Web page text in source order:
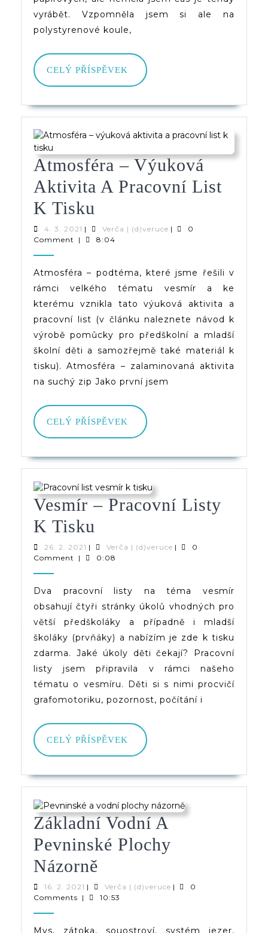
vyrábět. Vzpomněla jsem si ale na
polystyrenové koule,
CELÝ PŘÍSPĚVEK
CELÝ
PŘÍSPĚVEK
Atmosféra – Výuková
Aktivita A Pracovní List
K Tisku
–
Aktivita
A
Pracovní
List
K
Tisku
4. 3. 2021 4.
3.
| Verča | (d)veruceVerča
|
0
Comment
| 8:04
Atmosféra – podtéma, které jsme řešili v
rámci velkého tématu vesmír a ke
kterému vznikla tato výuková aktivita a
pracovní list (v článku naleznete návod k
výrobě pomůcky pro předškolní a mladší
školní děti a samozřejmě také materiál k
tisku). Atmosféra – zalaminovaná aktivita
na suchý zip Jako první jsem
CELÝ PŘÍSPĚVEK
CELÝ
PŘÍSPĚVEK
Vesmír – Pracovní Listy
K Tisku
–
Listy
K
Tisku
26. 2. 2021 26.
2.
| Verča | (d)veruceVerča
|
0
Comment
| 0:08
Dva pracovní listy na téma vesmír
obsahují čtyři stránky úkolů vhodných pro
větší předškoláky a případně i mladší
školáky (prvňáky) a nabízím je zde k tisku
zdarma. Jaké úkoly děti čekají? Pracovní
listy jsem připravila v rámci našeho
tématu o vesmíru. Děti si s nimi procvičí
grafomotoriku, pozornost, počítání i
CELÝ PŘÍSPĚVEK
CELÝ
PŘÍSPĚVEK
Základní Vodní A
Pevninské Plochy
Názorně
Vodní
16. 2. 2021 16.
2.
| Verča | (d)veruceVerča
|
0
Comments | 10:53
Mys, zátoka, souostroví, systém jezer,